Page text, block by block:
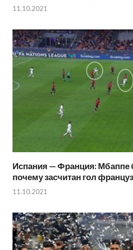
11.10.2021
Испания — Франция: Мбаппе
почему засчитан гол
11.10.2021